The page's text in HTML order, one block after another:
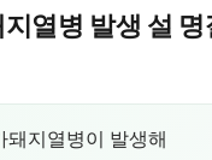
열병 발생 설 명
지열병이 발생해